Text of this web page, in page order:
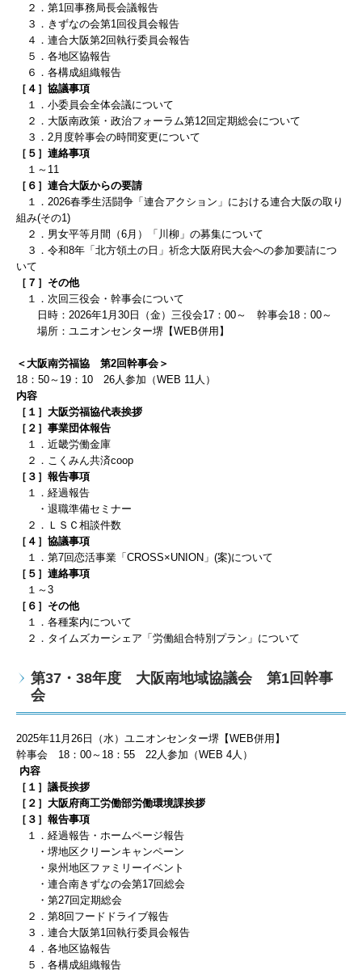
２．第1回事務局長会議報告
３．きずなの会第1回役員会報告
４．連合大阪第2回執行委員会報告
５．各地区協報告
６．各構成組織報告
［４］協議事項
１．小委員会全体会議について
２．大阪南政策・政治フォーラム第12回定期総会について
３．2月度幹事会の時間変更について
［５］連絡事項
１～11
［６］連合大阪からの要請
１．2026春季生活闘争「連合アクション」における連合大阪の取り
組み(その1)
２．男女平等月間（6月）「川柳」の募集について
３．令和8年「北方領土の日」祈念大阪府民大会への参加要請につ
いて
［７］ その他
１．次回三役会・幹事会について
日時： 2026年1 月30日（金）三役会17 ： 00～ 幹事会18 ： 00～
場所：ユニオンセンター堺【WEB併用】
＜大阪南労福協 第2回幹事会＞
18：50～19：10 26人参加（WEB 11人）
内容
［１］大阪労福協代表挨拶
［２］事業団体報告
１．近畿労働金庫
２．こくみん共済coop
［３］報告事項
１．経過報告
・退職準備セミナー
２．ＬＳＣ相談件数
［４］協議事項
１．第7回恋活事業 「CROSS×UNION」(案)について
［５］連絡事項
１～3
［６］その他
１．各種案内について
２．タイムズカーシェア「労働組合特別プラン」について
第37・38年度 大阪南地域協議会 第1回幹事
会
2025年11 月26日（水）ユニオンセンター堺【WEB併用】
幹事会 18 ： 00～ 18 ：55 22 人 参加（WEB 4 人）
内容
［１］議長挨拶
［２］大阪府商工労働部労働環境課挨拶
［３］報告事項
１．経過報告・ホームページ報告
・堺地区クリーンキャンペーン
・泉州地区ファミリーイベント
・連合南きずなの会第17回総会
・第27回定期総会
２．第8回フードドライブ報告
３．連合大阪第1回執行委員会報告
４．各地区協報告
５．各構成組織報告